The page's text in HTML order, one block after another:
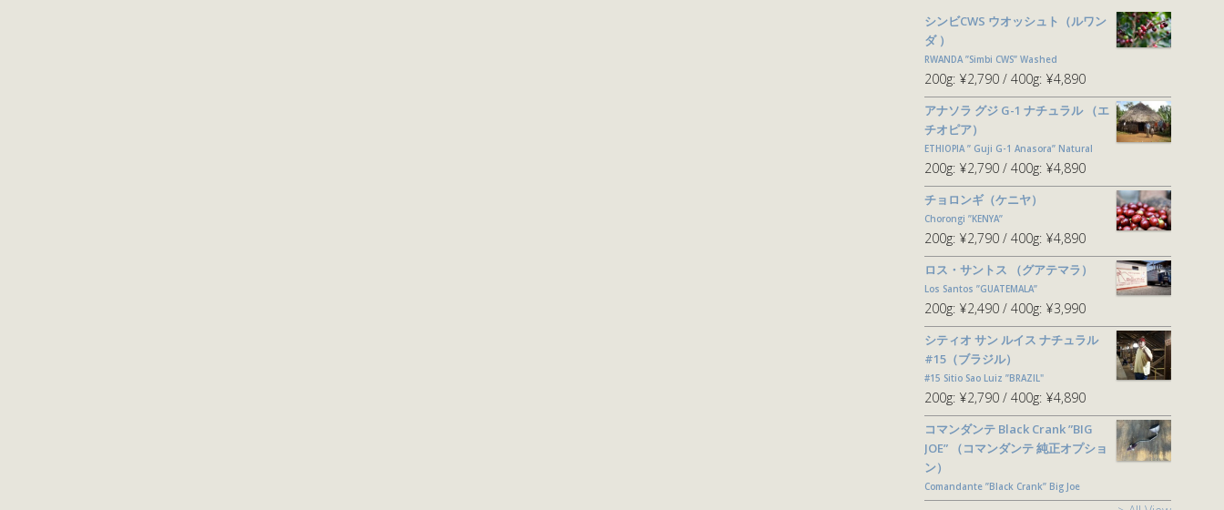
シンビCWS ウオッシュト（ルワン
ダ ）
RWANDA ”Simbi CWS” Washed
200g: ¥2,790 400g: ¥4,890
アナソラ グジ G-1 ナチュラル （エ
チオピア）
ETHIOPIA ” Guji G-1 Anasora” Natural
200g: ¥2,790 400g: ¥4,890
チョロンギ（ケニヤ）
Chorongi ”KENYA”
200g: ¥2,790 400g: ¥4,890
ロス・サントス （グアテマラ）
Los Santos ”GUATEMALA”
200g: ¥2,490 400g: ¥3,990
シティオ サン ルイス ナチュラル
#15（ブラジル）
#15 Sitio Sao Luiz ”BRAZIL"
200g: ¥2,790 400g: ¥4,890
コマンダンテ Black Crank ”BIG
JOE” （コマンダンテ 純正オプショ
ン）
Comandante ”Black Crank” Big Joe